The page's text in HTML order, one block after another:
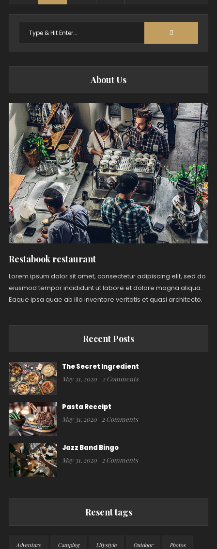
About Us
Restabook restaurant
Lorem ipsum dolor sit amet, consectetur adipiscing elit, sed do
eiusmod tempor incididunt ut labore et dolore magna aliqua.
Eaque ipsa quae ab illo inventore veritatis et quasi architecto.
Recent Posts
The Secret Ingredient
May 31, 2020 2 Comments
Pasta Receipt
May 31, 2020 2 Comments
Jazz Band Bingo
May 31, 2020 2 Comments
Resent tags
Adventure Camping Lifystyle Outdoor Photos